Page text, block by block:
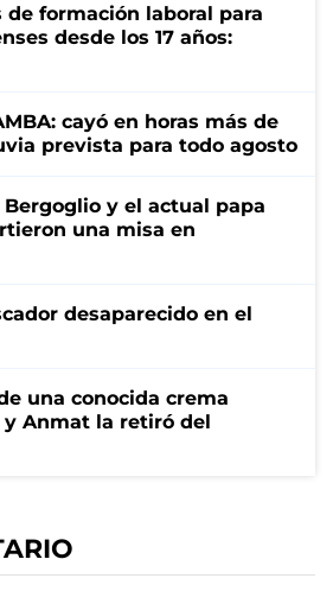
formación laboral para
desde los 17 años:
cayó en horas más de
prevista para todo agosto
y el actual papa
una misa en
desaparecido en el
una conocida crema
Anmat la retiró del